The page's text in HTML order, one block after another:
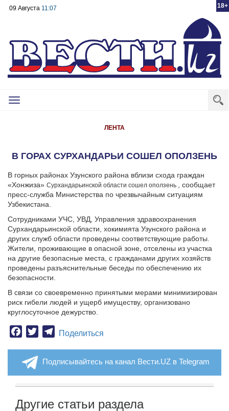
18+
09 Августа 11:07
Toggle
ЛЕНТА
В ГОРАХ СУРХАНДАРЬИ СОШЕЛ ОПОЛЗЕНЬ
В горных районах Узунского района вблизи схода граждан
«Хонжиза» Сурхандарьинской области сошел оползень
, сообщает
пресс-служба Министерства по чрезвычайным ситуациям
Узбекистана.
Сотрудниками УЧС, УВД, Управления здравоохранения
Сурхандарьинской области, хокимията Узунского района и
других служб области проведены соответствующие работы.
Жители, проживающие в опасной зоне, отселены из участка
на другие безопасные места, с гражданами других хозяйств
проведены разъяснительные беседы по обеспечению их
безопасности.
В связи со своевременно принятыми мерами минимизирован
риск гибели людей и ущерб имуществу, организовано
круглосуточное дежурство.
Facebook
TwitterTelegram
Поделиться
Подписывайтесь на канал Вести.UZ в Telegram
Другие статьи раздела